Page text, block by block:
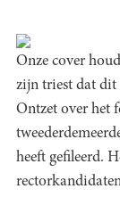
Onze cover
zijn triest dat dit
Ontzet over het
heeft gefileerd.